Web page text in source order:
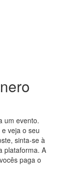
um evento.
veja o seu
sinta-se à
plataforma. A
paga o